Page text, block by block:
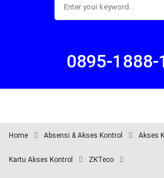
0895-1888-
Home Absensi & Akses Kontrol Akses
Kartu Akses Kontrol ZKTeco